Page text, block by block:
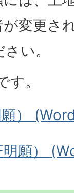
変更さ
い。
。
）
願）